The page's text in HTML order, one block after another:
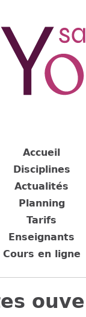
Accueil
Disciplines
Actualités
Planning
Tarifs
Enseignants
Cours en ligne